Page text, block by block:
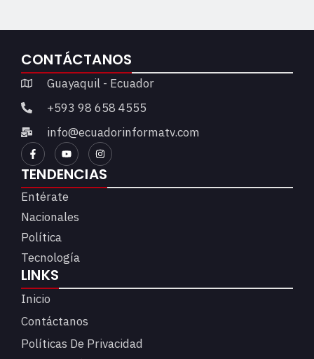
CONTÁCTANOS
Guayaquil - Ecuador
+593 98 658 4555
info@ecuadorinformatv.com
TENDENCIAS
Entérate
Nacionales
Política
Tecnología
LINKS
Inicio
Contáctanos
Políticas De Privacidad